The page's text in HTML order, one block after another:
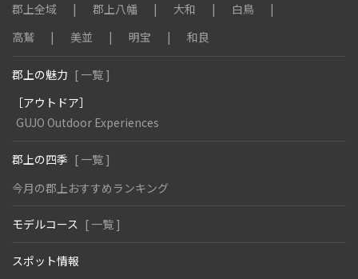
郡上全域
郡上八幡 大和
白鳥
高鷲
美並 明宝 和良
郡上の魅力 [ 一覧 ]
［アウトドア］
GUJO Outdoor Experiences
郡上の四季 [ 一覧 ]
今月の郡上おすすめランキング
モデルコース [ 一覧 ]
スポット情報